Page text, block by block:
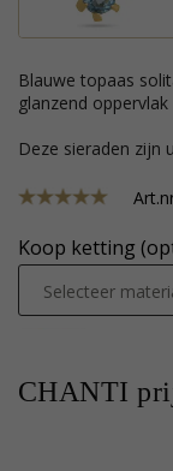
blauwe topaas solitaire hanger in verguld sterlingzilver met
glanzend
Deze sieraden
Koop ketting
Selecteer
CHANTI